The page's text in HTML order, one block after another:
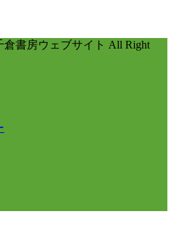
倉書房ウェブサイト All Right